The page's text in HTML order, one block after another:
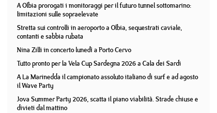
A Olbia prorogati i monitoraggi per il futuro tunnel sottomarino:
limitazioni sulle sopraelevate
Stretta sui controlli in aeroporto a Olbia, sequestrati caviale,
contanti e sabbia rubata
Nina Zilli in concerto lunedì a Porto Cervo
Tutto pronto per la Vela Cup Sardegna 2026 a Cala dei Sardi
A La Marinedda il campionato assoluto italiano di surf e ad agosto
il Wave Party
Jova Summer Party 2026, scatta il piano viabilità. Strade chiuse e
divieti dal mattino